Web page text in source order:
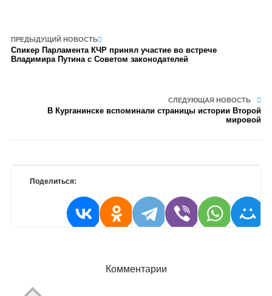
ПРЕДЫДУЩИЙ НОВОСТЬ
Спикер Парламента КЧР принял участие во встрече
Владимира Путина с Советом законодателей
СЛЕДУЮЩАЯ НОВОСТЬ
В Курганинске вспоминали страницы истории Второй
мировой
Поделиться:
Комментарии